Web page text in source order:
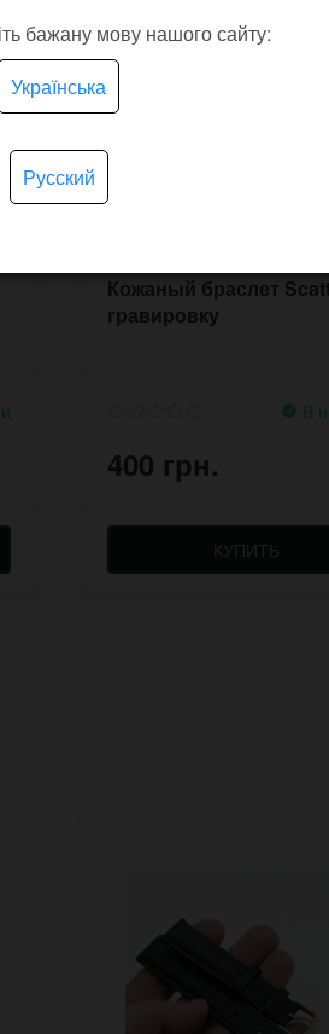
Кожаный браслет
гравировку
В
400 грн.
КУПИТЬ
бажану мову нашого сайту:
Українська
Русский